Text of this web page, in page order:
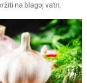
na blagoj vatri.